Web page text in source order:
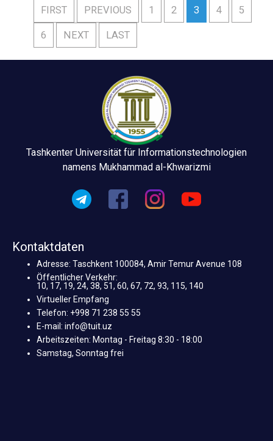
FIRST PREVIOUS 1 2 3 4 5
6 NEXT LAST
Tashkenter Universität für Informationstechnologien
namens Mukhammad al-Khwarizmi
Kontaktdaten
Adresse: Taschkent 100084, Amir Temur Avenue 108
Öffentlicher Verkehr:
10, 17, 19, 24, 38, 51, 60, 67, 72, 93, 115, 140
Virtueller Empfang
Telefon: +998 71 238 55 55
E-mail: info@tuit.uz
Arbeitszeiten: Montag - Freitag 8:30 - 18:00
Samstag, Sonntag frei